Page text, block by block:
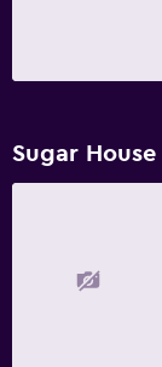
Sugar House